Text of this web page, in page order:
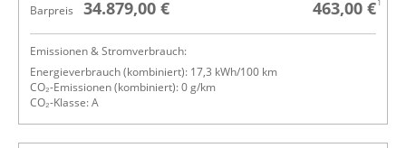
Barpreis 34.879,00 € 463,00 €
Emissionen & Stromverbrauch:
Energieverbrauch (kombiniert): 17,3 kWh/100 km
CO₂-Emissionen (kombiniert): 0 g/km
CO₂-Klasse: A